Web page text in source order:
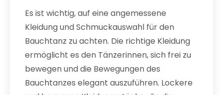
Es ist wichtig, auf eine angemessene
Kleidung und Schmuckauswahl für den
Bauchtanz zu achten. Die richtige Kleidung
ermöglicht es den Tänzerinnen, sich frei zu
bewegen und die Bewegungen des
Bauchtanzes elegant auszuführen. Lockere